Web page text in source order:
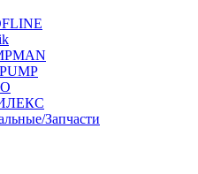
Запчасти